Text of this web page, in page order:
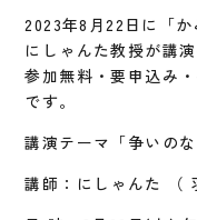
2023年8月22日に「
にしゃんた教授が講演
参加無料・要申込み
です。
講演テーマ「争いの
講師：にしゃんた （